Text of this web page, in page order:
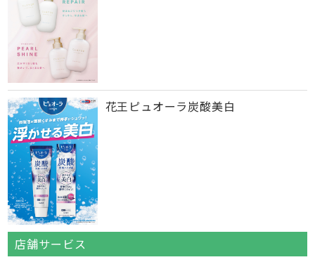
花王ピュオーラ炭酸美白
店舗サービス